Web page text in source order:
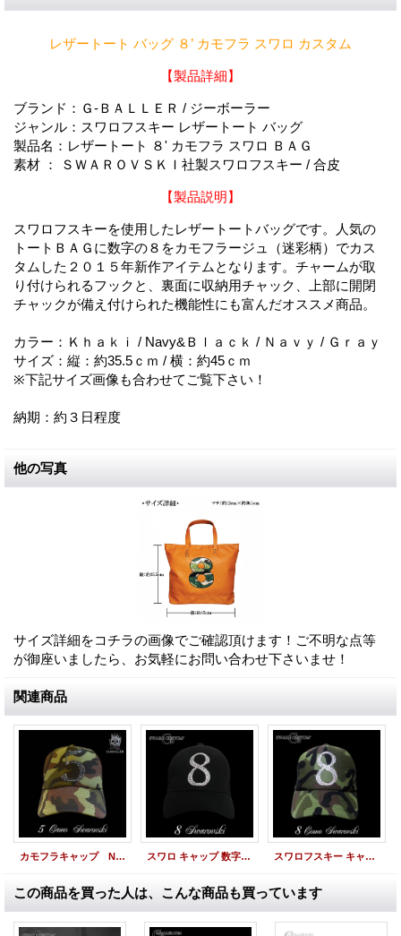
レザートート バッグ ８’ カモフラ スワロ カスタム
【製品詳細】
ブランド：Ｇ-ＢＡＬＬＥＲ / ジーボーラー
ジャンル：スワロフスキー レザートート バッグ
製品名：レザートート ８' カモフラ スワロ ＢＡＧ
素材 ： ＳＷＡＲＯＶＳＫＩ社製スワロフスキー / 合皮
【製品説明】
スワロフスキーを使用したレザートートバッグです。人気の
トートＢＡＧに数字の８をカモフラージュ（迷彩柄）でカス
タムした２０１５年新作アイテムとなります。チャームが取
り付けられるフックと、裏面に収納用チャック、上部に開閉
チャックが備え付けられた機能性にも富んだオススメ商品。
カラー：Ｋｈａｋｉ / Navy&Ｂｌａｃｋ / Ｎａｖｙ / Ｇｒａｙ
サイズ：縦：約35.5ｃｍ / 横：約45ｃｍ
※下記サイズ画像も合わせてご覧下さい！
納期：約３日程度
他の写真
サイズ詳細をコチラの画像でご確認頂けます！ご不明な点等
が御座いましたら、お気軽にお問い合わせ下さいませ！
関連商品
カモフラキャップ Number５ 迷彩数字 オーダーキャップ スワロ キャップ 数字 オーダー 8 スワロフスキー CAP スワロフスキー キャップ ナンバー 8 カモフラ オーダー CAP
この商品を買った人は、こんな商品も買っています